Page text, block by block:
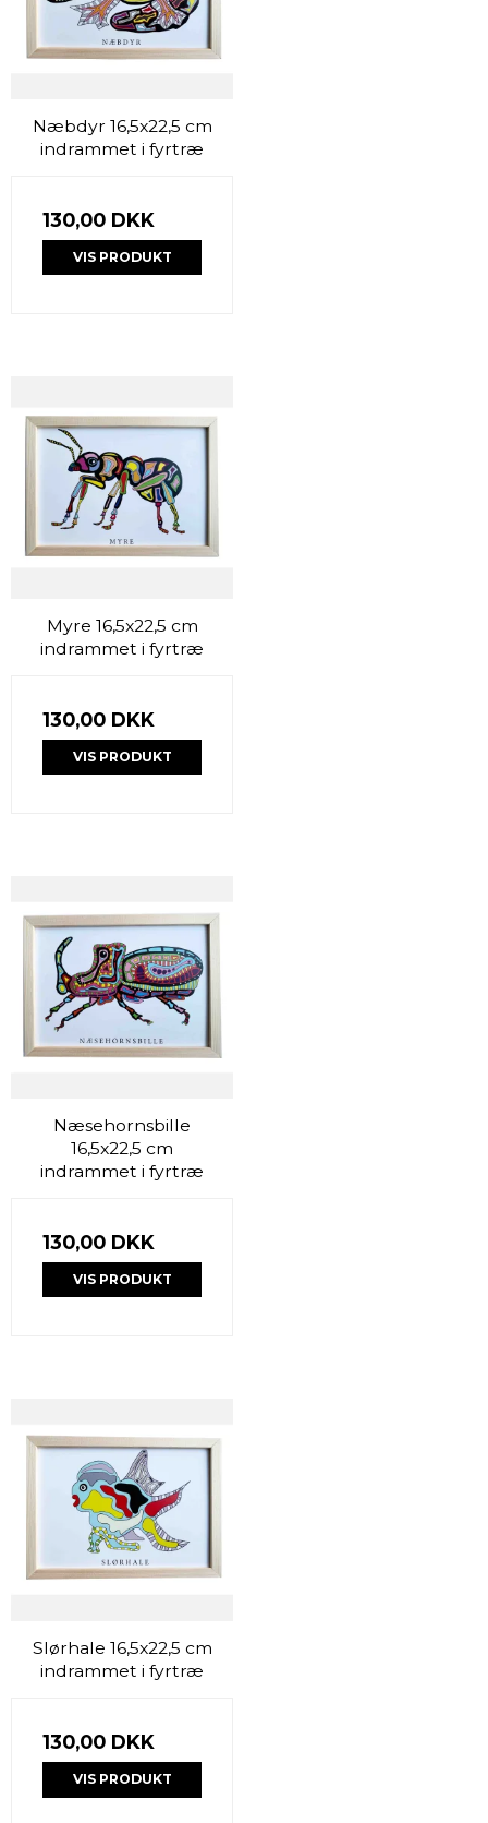
Næbdyr 16,5x22,5 cm
indrammet i fyrtræ
130,00 DKK
VIS PRODUKT
Myre 16,5x22,5 cm
indrammet i fyrtræ
130,00 DKK
VIS PRODUKT
Næsehornsbille
16,5x22,5 cm
indrammet i fyrtræ
130,00 DKK
VIS PRODUKT
Slørhale 16,5x22,5 cm
indrammet i fyrtræ
130,00 DKK
VIS PRODUKT